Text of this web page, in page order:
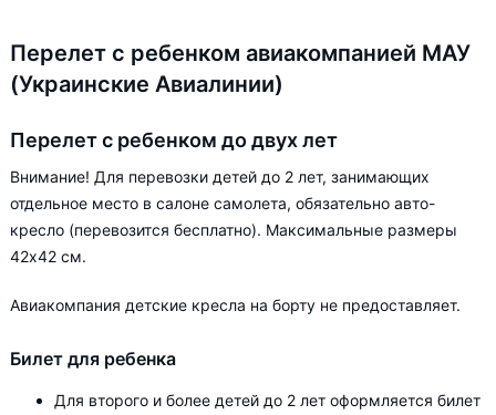
Перелет с ребенком авиакомпанией МАУ
(Украинские Авиалинии)
Перелет с ребенком до двух лет
Внимание! Для перевозки детей до 2 лет, занимающих
отдельное место в салоне самолета, обязательно авто-
кресло (перевозится бесплатно). Максимальные размеры
42х42 см.
Авиакомпания детские кресла на борту не предоставляет.
Билет для ребенка
Для второго и более детей до 2 лет оформляется билет